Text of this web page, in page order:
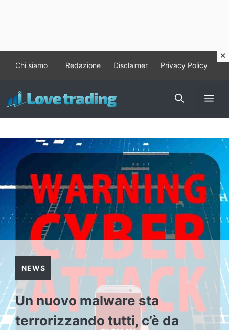
contenuto
Chi siamo Redazione Disclaimer Privacy Policy
NEWS
Un nuovo malware sta
terrorizzando tutti, c’è da